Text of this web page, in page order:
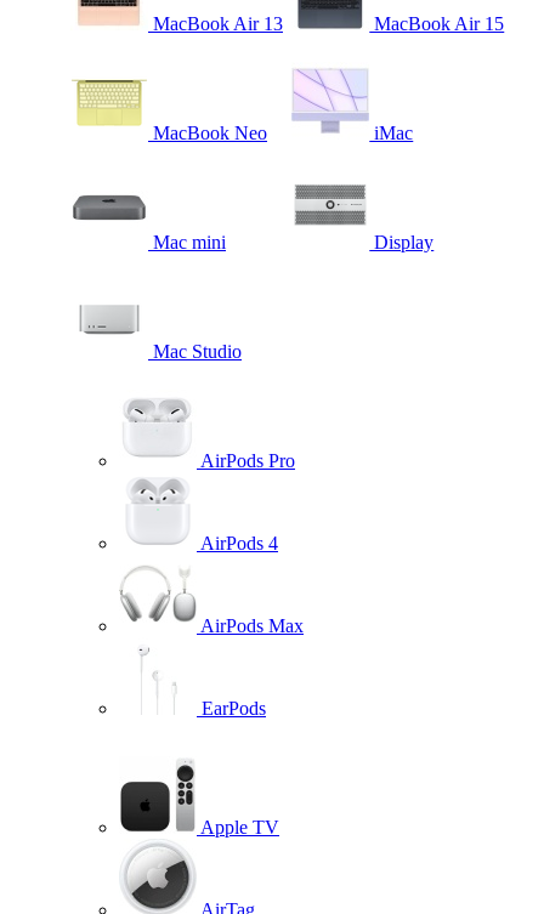
MacBook Air 13 MacBook Air 15
MacBook Neo iMac
Mac mini Display
Mac Studio
AirPods Pro
AirPods 4
AirPods Max
EarPods
Apple TV